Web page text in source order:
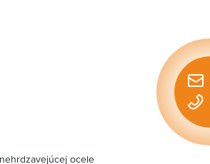
ocele